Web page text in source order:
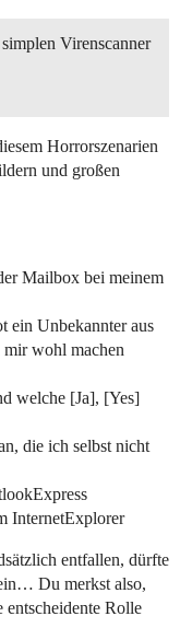
Virenscanner
Horrorszenarien
und großen
Mailbox bei meinem
ein Unbekannter aus
wohl machen
welche [Ja], [Yes]
die ich selbst nicht
InternetExplorer
entfallen, dürfte
Du merkst also,
Rolle